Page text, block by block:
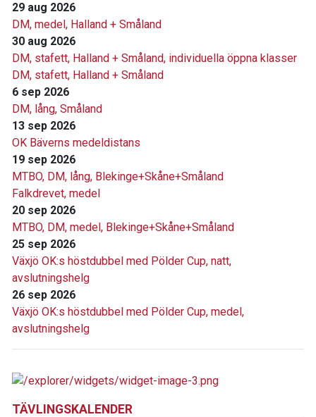
29 aug 2026
DM, medel, Halland + Småland
30 aug 2026
DM, stafett, Halland + Småland, individuella öppna klasser
DM, stafett, Halland + Småland
6 sep 2026
DM, lång, Småland
13 sep 2026
OK Bäverns medeldistans
19 sep 2026
MTBO, DM, lång, Blekinge+Skåne+Småland
Falkdrevet, medel
20 sep 2026
MTBO, DM, medel, Blekinge+Skåne+Småland
25 sep 2026
Växjö OK:s höstdubbel med Pölder Cup, natt,
avslutningshelg
26 sep 2026
Växjö OK:s höstdubbel med Pölder Cup, medel,
avslutningshelg
TÄVLINGSKALENDER